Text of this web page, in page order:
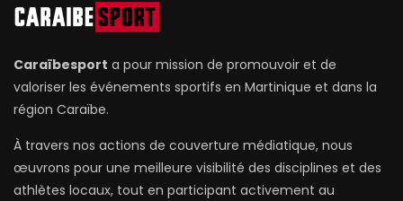
Caraïbesport a pour mission de promouvoir et de
valoriser les événements sportifs en Martinique et dans la
région Caraïbe.
À travers nos actions de couverture médiatique, nous
œuvrons pour une meilleure visibilité des disciplines et des
athlètes locaux, tout en participant activement au